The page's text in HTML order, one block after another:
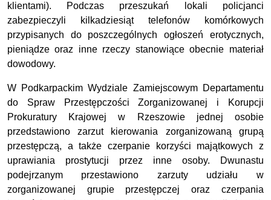
klientami). Podczas przeszukań lokali policjanci
zabezpieczyli kilkadziesiąt telefonów komórkowych
przypisanych do poszczególnych ogłoszeń erotycznych,
pieniądze oraz inne rzeczy stanowiące obecnie materiał
dowodowy.
W Podkarpackim Wydziale Zamiejscowym Departamentu
do Spraw Przestępczości Zorganizowanej i Korupcji
Prokuratury Krajowej w Rzeszowie jednej osobie
przedstawiono zarzut kierowania zorganizowaną grupą
przestępczą, a także czerpanie korzyści majątkowych z
uprawiania prostytucji przez inne osoby. Dwunastu
podejrzanym przestawiono zarzuty udziału w
zorganizowanej grupie przestępczej oraz czerpania